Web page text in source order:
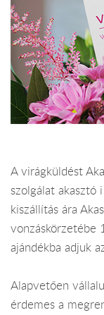
A virágküldést
szolgálat akasztó
kiszállítás ára
vonzáskörzetébe
ajándékba adjuk
Alapvetően
érdemes a